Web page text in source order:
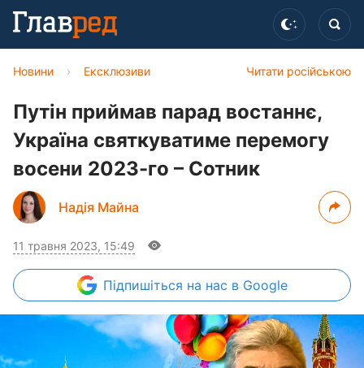
Читати російською
Новини › Ексклюзиви
Путін приймав парад востаннє,
Україна святкуватиме перемогу
восени 2023-го – Сотник
Надія Майна
11 травня 2023, 15:49
Підпишіться на нас в Google